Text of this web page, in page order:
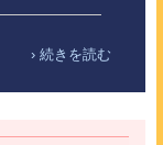
› 続きを読む